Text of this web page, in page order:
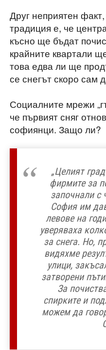
Друг неприятен
традиция е, че
късно ще бъдат
крайните квартали
това едва ли ще
се снегът скоро сам
Социалните мрежи
че първият сняг
софиянци. Защо ли?
„Целият
фирмите за
започнали с
София им
левове на
уверяваха
за снега. Но,
видяхме
улици,
затворени
За
спирките и
можем да